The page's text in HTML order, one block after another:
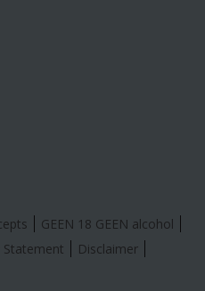
GEEN 18 GEEN alcohol
Statement
Disclaimer